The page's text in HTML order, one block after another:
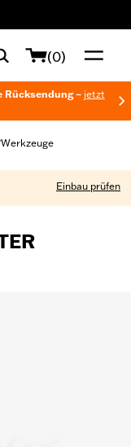
(0)
Rücksendung – jetzt
Werkzeuge
Einbau prüfen